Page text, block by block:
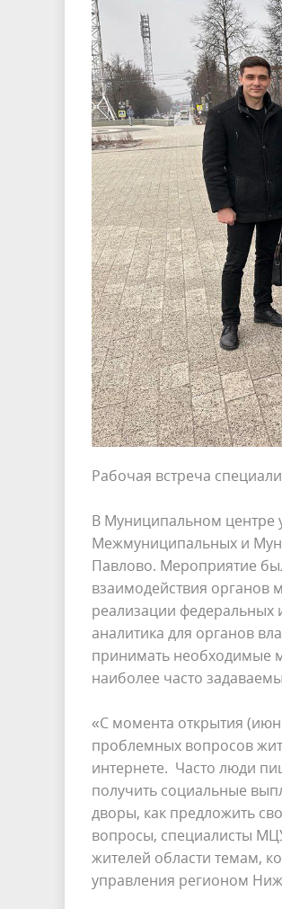
Рабочая встреча
В Муниципальном центре
Межмуниципальных и
Павлово. Мероприятие
взаимодействия органов
реализации федеральных
аналитика для органов
принимать необходимые
наиболее часто
«С момента открытия
проблемных вопросов
интернете. Часто люди
получить социальные
дворы, как предложить
вопросы, специалисты
жителей области темам,
управления регионом